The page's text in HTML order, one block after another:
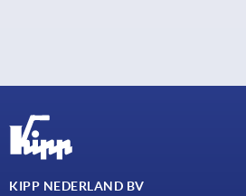
KIPP NEDERLAND BV